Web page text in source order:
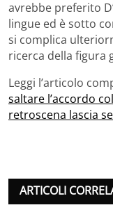
avrebbe preferito
lingue ed è sotto
si complica
ricerca della figura
Leggi l’articolo
saltare l’accordo
retroscena lascia
ARTICOLI